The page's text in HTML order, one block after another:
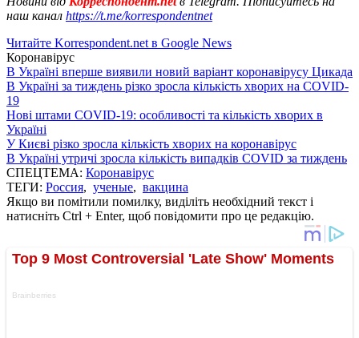
наш канал https://t.me/korrespondentnet
Читайте Korrespondent.net в Google News
Коронавірус
В Україні вперше виявили новий варіант коронавірусу Цикада
В Україні за тиждень різко зросла кількість хворих на COVID-
19
Нові штами COVID-19: особливості та кількість хворих в
Україні
У Києві різко зросла кількість хворих на коронавірус
В Україні утричі зросла кількість випадків COVID за тиждень
СПЕЦТЕМА: Коронавірус
ТЕГИ: Россия, ученые, вакцина
Якщо ви помітили помилку, виділіть необхідний текст і
натисніть Ctrl + Enter, щоб повідомити про це редакцію.